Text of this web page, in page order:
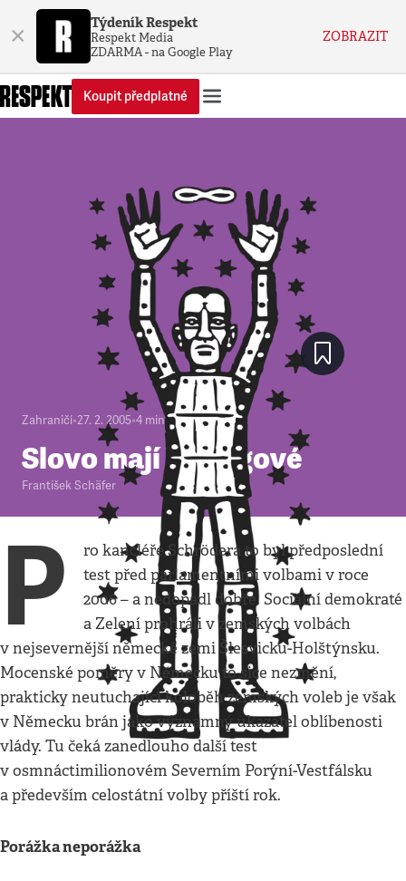
× Týdeník Respekt
Respekt Media
ZDARMA - na Google Play
ZOBRAZIT
Koupit předplatné
Zahraničí•27. 2. 2005•4 minuty
Slovo mají Vikingové
František Schäfer
P
ro kancléře Schrödera to byl předposlední
test před parlamentními volbami v roce
2006 – a nedopadl dobře. Sociální demokraté
a Zelení prohráli v zemských volbách
v nejsevernější německé zemi Šlesvicku-Holštýnsku.
Mocenské poměry v Německu to sice nezmění,
prakticky neutuchající koloběh zemských voleb je však
v Německu brán jako významný ukazatel oblíbenosti
vlády. Tu čeká zanedlouho další test
v osmnáctimilionovém Severním Porýní-Vestfálsku
a především celostátní volby příští rok.
Porážka neporážka